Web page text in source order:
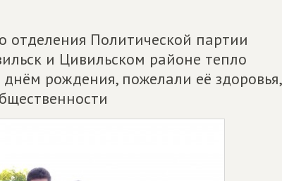
отделения Политической партии
и Цивильском районе тепло
рождения, пожелали её здоровья,